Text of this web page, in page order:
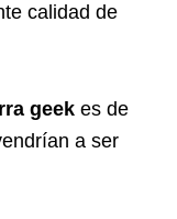
calidad de
geek es de
a ser